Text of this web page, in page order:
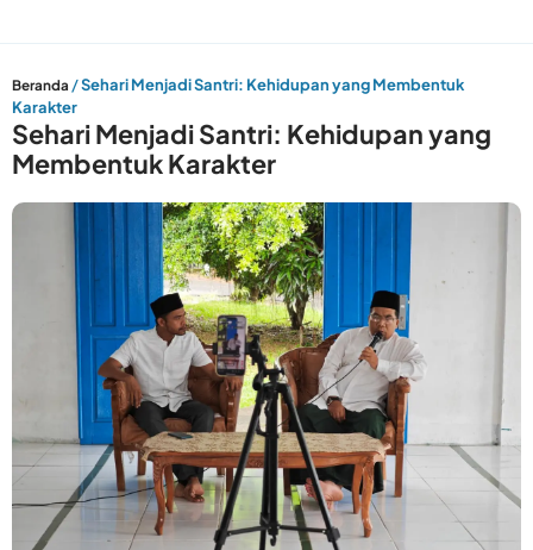
Beranda /Sehari Menjadi Santri: Kehidupan yang Membentuk
Karakter
Sehari Menjadi Santri: Kehidupan yang
Membentuk Karakter